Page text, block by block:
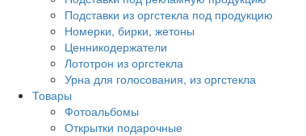
Подставки из оргстекла под продукцию
Номерки, бирки, жетоны
Ценникодержатели
Лототрон из оргстекла
Урна для голосования, из оргстекла
Товары
Фотоальбомы
Открытки подарочные